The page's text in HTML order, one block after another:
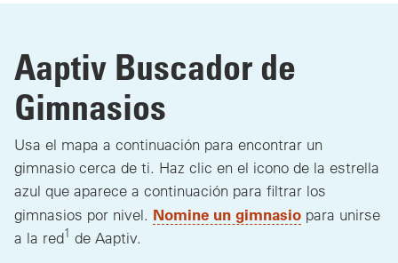
Aaptiv Buscador de
Gimnasios
Usa el mapa a continuación para encontrar un
gimnasio cerca de ti. Haz clic en el icono de la estrella
azul que aparece a continuación para filtrar los
gimnasios por nivel. Nomine un gimnasio para unirse
a la red1 de Aaptiv.